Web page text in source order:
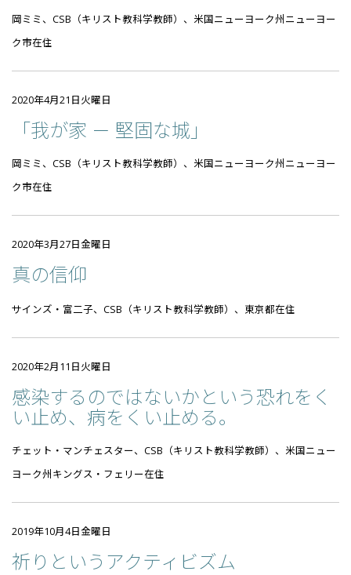
岡ミミ、CSB（キリスト教科学教師）、米国ニューヨーク州ニューヨー
ク市在住
2020年4月21日火曜日
「我が家 － 堅固な城」
岡ミミ、CSB（キリスト教科学教師）、米国ニューヨーク州ニューヨー
ク市在住
2020年3月27日金曜日
真の信仰
サインズ・富二子、CSB（キリスト教科学教師）、東京都在住
2020年2月11日火曜日
感染するのではないかという恐れをく
い止め、病をくい止める。
チェット・マンチェスター、CSB（キリスト教科学教師）、米国ニュー
ヨーク州キングス・フェリー在住
2019年10月4日金曜日
祈りというアクティビズム